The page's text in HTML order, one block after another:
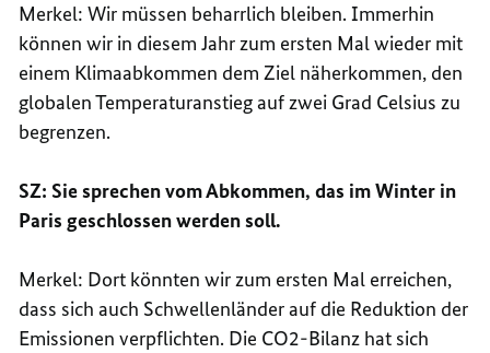
Merkel: Wir müssen beharrlich bleiben. Immerhin
können wir in diesem Jahr zum ersten Mal wieder mit
einem Klimaabkommen dem Ziel näherkommen, den
globalen Temperaturanstieg auf zwei Grad Celsius zu
begrenzen.
SZ: Sie sprechen vom Abkommen, das im Winter in
Paris geschlossen werden soll.
Merkel: Dort könnten wir zum ersten Mal erreichen,
dass sich auch Schwellenländer auf die Reduktion der
Emissionen verpflichten. Die CO2-Bilanz hat sich